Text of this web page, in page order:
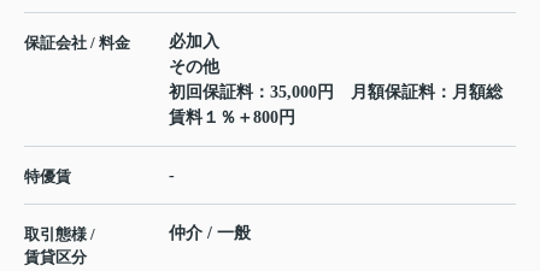
保証会社 / 料金
必加入
その他
初回保証料：35,000円 月額保証料：月額総
賃料１％＋800円
特優賃 -
取引態様 /
賃貸区分
仲介 / 一般